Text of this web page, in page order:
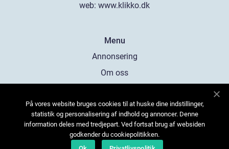
web: www.klikko.dk
Menu
Annonsering
Om oss
Kontakta oss
Sitemap
På vores website bruges cookies til at huske dine indstillinger,
statistik og personalisering af indhold og annoncer. Denne
information deles med tredjepart. Ved fortsat brug af websiden
godkender du cookiepolitikken.